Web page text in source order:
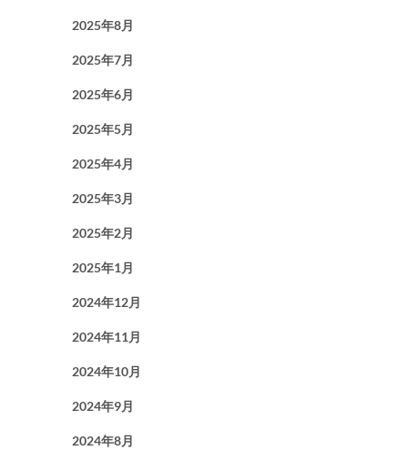
2025年8月
2025年7月
2025年6月
2025年5月
2025年4月
2025年3月
2025年2月
2025年1月
2024年12月
2024年11月
2024年10月
2024年9月
2024年8月